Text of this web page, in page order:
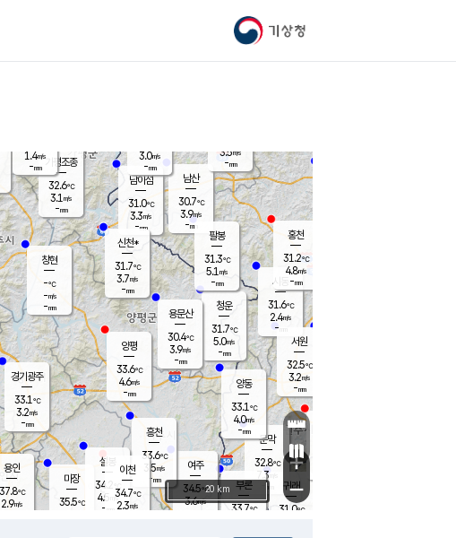
기상청
문막
32.8℃
7.3m/s
mm
남이섬
31.0℃
3.3m/s
-mm
부론
33.7℃
남산
30.7℃
3.9m/s
-mm
청운
31.7℃
5.0m/s
-mm
팔봉
31.3℃
5.1 m/s
-mm
용인
37.8℃
2.9m/s
여주
34.5℃
3.6m/s
양동
33.1℃
4.0m/s
-mm
경기광주
33.1℃
3.2m/s
-mm
3.0m/s
-mm
가평조종
32.6℃
3.1 m/s
-mm
신천*
31.7℃
3.7m/s
-mm
창현
-℃
-m/s
-mm
1.4m/s
-mm
흥천
33.6℃
3.5m/s
-mm
마장
35.5℃
설봉
34.2
4.5 m/s
- mm
시동
31.6℃
2.4m/s
- mm
귀래
31.0℃
서원
32.5℃
3.2m/s
-mm
용문산
30.4℃
3.9m/s
-mm
홍천
31.2℃
4.8m/s
-mm
이천
34.7℃
2.3m/s
양평
33.6℃
4.6m/s
-mm
3.5m/s
-mm
+
−
20 km